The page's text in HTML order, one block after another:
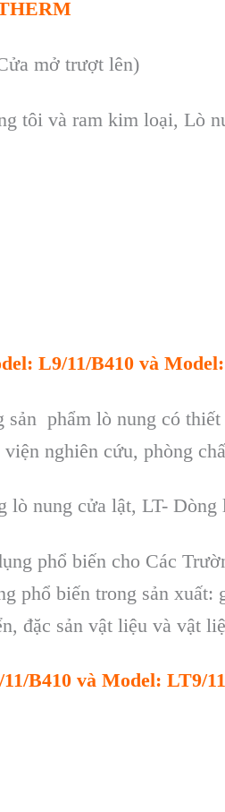
mở trượt lên)
tôi và ram kim loại, Lò
L9/11/B410 và
sản phẩm lò nung có thi
viện nghiên cứu, phòng ch
lò nung cửa lật, LT- Dòng
phổ biến cho Các
phổ biến trong sản
đặc sản vật liệu và vật
B410 và Model: LT9/